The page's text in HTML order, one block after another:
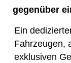
gegenüber
Ein
Fahrzeugen,
exklusiven